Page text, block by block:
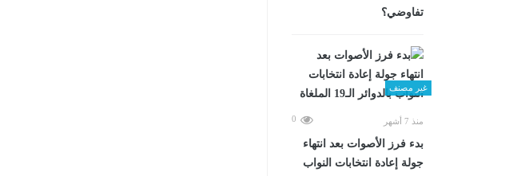
تفاوضي؟
غير مصنف
منذ 7 أشهر 0
بدء فرز الأصوات بعد انتهاء
جولة إعادة انتخابات النواب